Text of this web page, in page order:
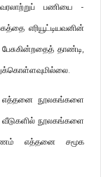
பணியை -
எரியூட்டியவனின்
தாண்டி,
எத்தனை நூலகங்களை
நூலகங்களை
எத்தனை சமூக